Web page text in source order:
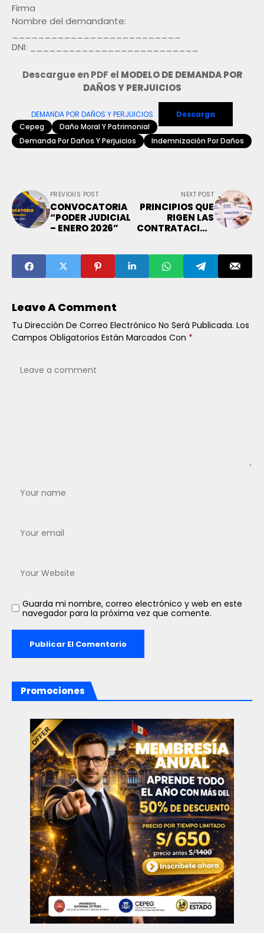
Firma
Nombre del demandante:
DNI: __________________________
Descargue en PDF el MODELO DE DEMANDA POR
DAÑOS Y PERJUICIOS
DEMANDA POR DAÑOS Y PERJUICIOS
Descarga
Cepeg
Daño Moral Y Patrimonial
Demanda Por Daños Y Perjuicios
Indemnización Por Daños
PREVIOUS POST
CONVOCATORIA
“PODER JUDICIAL
– ENERO 2026”
NEXT POST
PRINCIPIOS QUE
RIGEN LAS
CONTRATACION
Leave A Comment
Tu Dirección De Correo Electrónico No Será Publicada. Los
Campos Obligatorios Están Marcados Con *
Guarda mi nombre, correo electrónico y web en este
navegador para la próxima vez que comente.
Promociones